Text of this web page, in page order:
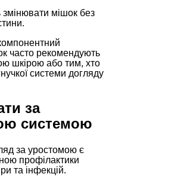
змінювати мішок без
часто рекомендують
шкірою або тим, хто
системи догляду
за
системою
за уростомою є
профілактики
та інфекцій.